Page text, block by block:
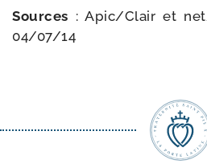
Sources : Apic/​Clair et
04/​07/​14